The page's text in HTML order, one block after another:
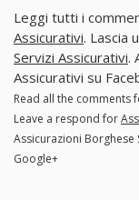
Leggi tutti i
Assicurativi. Lascia
Servizi Assicurativi.
Assicurativi su
Read all the comments
Leave a respond for
Assicurazioni Borghese
Google+